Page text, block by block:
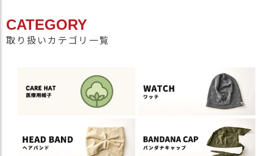
CATEGORY
取り扱いカテゴリ一覧